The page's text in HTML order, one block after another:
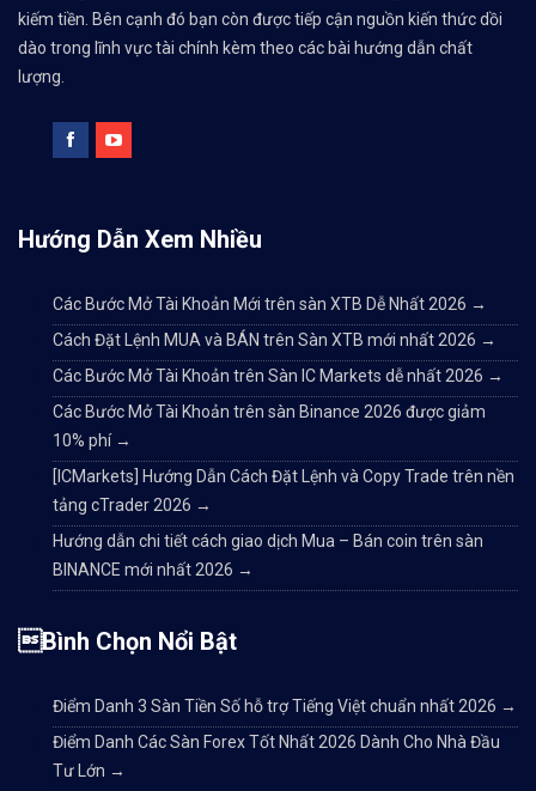
kiếm tiền. Bên cạnh đó bạn còn được tiếp cận nguồn kiến thức dồi
dào trong lĩnh vực tài chính kèm theo các bài hướng dẫn chất
lượng.
Hướng Dẫn Xem Nhiều
Các Bước Mở Tài Khoản Mới trên sàn XTB Dễ Nhất 2026 →
Cách Đặt Lệnh MUA và BÁN trên Sàn XTB mới nhất 2026 →
Các Bước Mở Tài Khoản trên Sàn IC Markets dễ nhất 2026 →
Các Bước Mở Tài Khoản trên sàn Binance 2026 được giảm
10% phí →
[ICMarkets] Hướng Dẫn Cách Đặt Lệnh và Copy Trade trên nền
tảng cTrader 2026 →
Hướng dẫn chi tiết cách giao dịch Mua – Bán coin trên sàn
BINANCE mới nhất 2026 →
Bình Chọn Nổi Bật
Điểm Danh 3 Sàn Tiền Số hỗ trợ Tiếng Việt chuẩn nhất 2026 →
Điểm Danh Các Sàn Forex Tốt Nhất 2026 Dành Cho Nhà Đầu
Tư Lớn →